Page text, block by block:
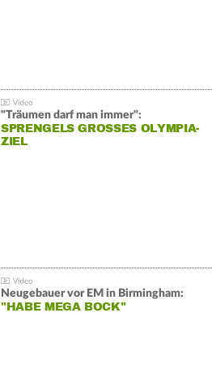
"Träumen darf man immer":
SPRENGELS GROSSES OLYMPIA-Z
IEL
Neugebauer vor EM in Birmingham:
"HABE MEGA BOCK"